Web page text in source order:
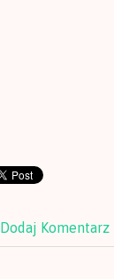
Dodaj Komentarz